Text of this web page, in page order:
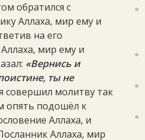
обратился с
Аллаха, мир ему и
на его
мир ему и
«Вернись и
ты не
совершил молитву так
опять подошёл к
Аллаха, и
Аллаха, мир